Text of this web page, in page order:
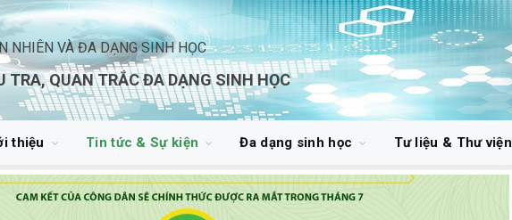
NHIÊN VÀ ĐA DẠNG SINH HỌC
TRA, QUAN TRẮC ĐA DẠNG SINH HỌC
thiệu Tin tức & Sự kiện Đa dạng sinh học Tư liệu & Thư viện